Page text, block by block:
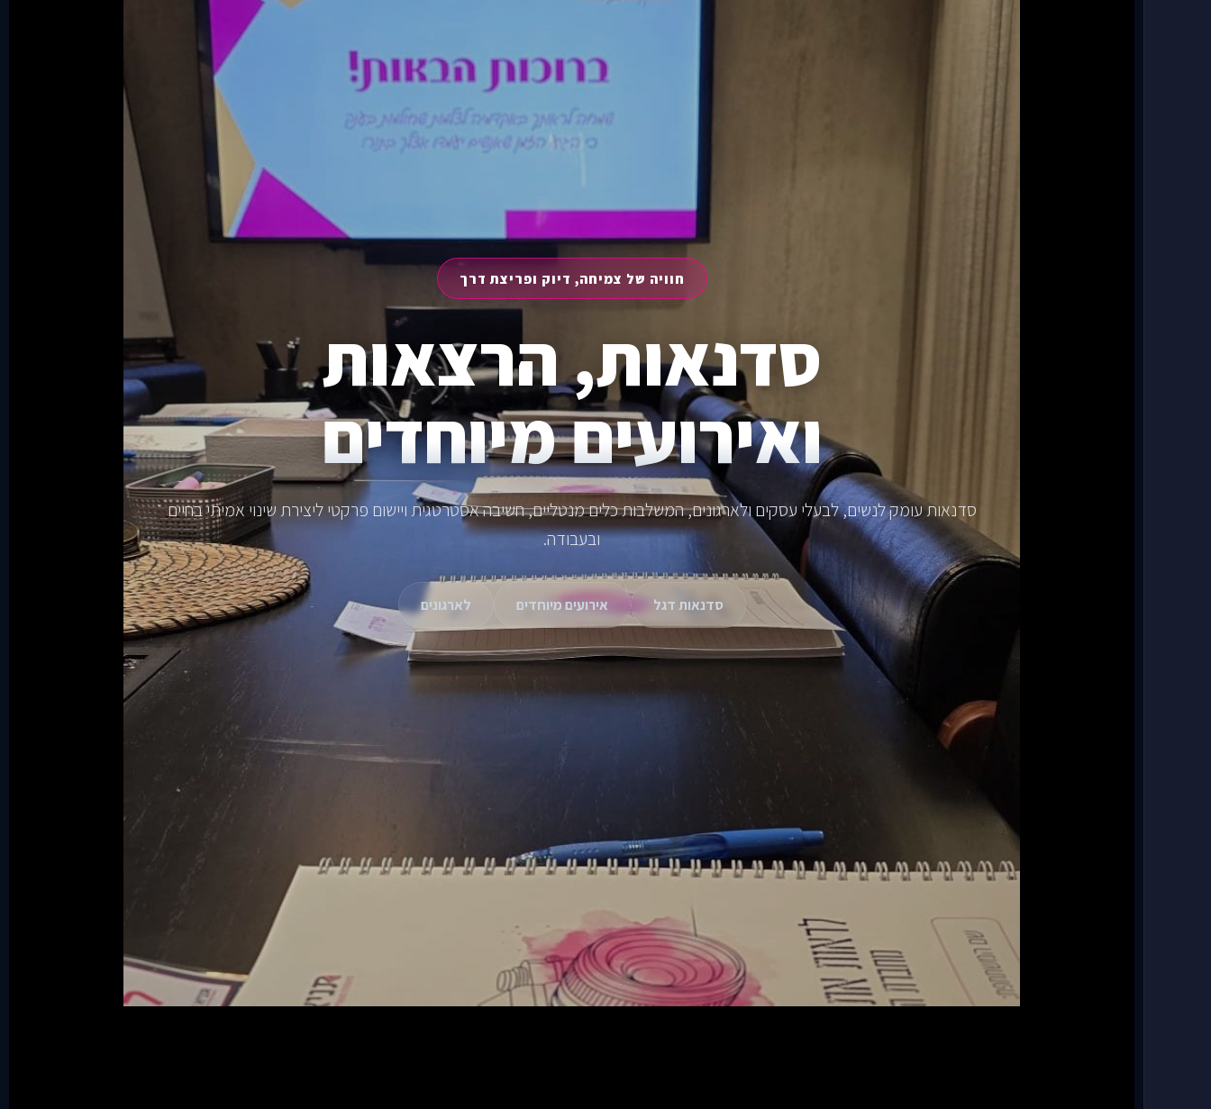
חוויה של צמיחה, דיוק ופריצת דרך
סדנאות, הרצאות
ואירועים מיוחדים
סדנאות עומק לנשים, לבעלי עסקים ולארגונים, המשלבות כלים מנטליים, חשיבה אסטרטגית ויישום פרקטי ליצירת שינוי אמיתי בחיים
ובעבודה.
סדנאות דגל אירועים מיוחדים לארגונים